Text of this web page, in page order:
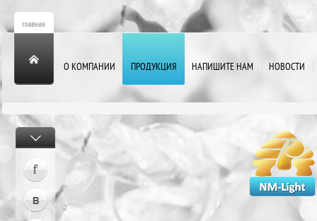
О КОМПАНИИ ПРОДУКЦИЯ НАПИШИТЕ НАМ НОВОСТИ